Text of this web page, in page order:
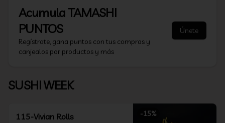
AcumulaTAMASHI
PUNTOS
Regístrate, gana puntos con tus compras y
canjealos por productos y más
Únete
SUSHI WEEK
-15%
115-Vivian Rolls